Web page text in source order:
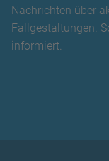
Nachrichten über
Fallgestaltungen.
informiert.